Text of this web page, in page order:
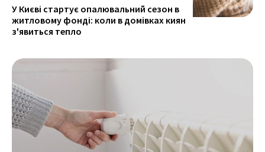
У Києві стартує опалювальний сезон в
житловому фонді: коли в домівках киян
з'явиться тепло